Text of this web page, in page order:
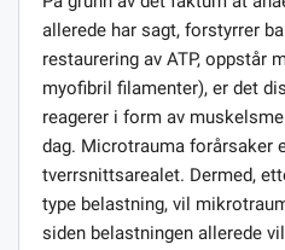
allerede har sagt, forstyrrer
restaurering av ATP, oppstår
myofibril filamenter), er det
reagerer i form av
dag. Microtrauma forårsaker
tverrsnittsarealet. Dermed,
type belastning, vil
siden belastningen allerede